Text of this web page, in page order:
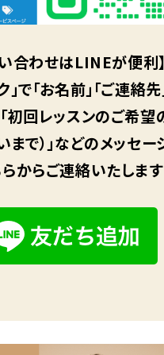
い合わせはLINEが便利
で「お名前」「ご連絡先
初回レッスンのご希
まで）」などのメッセ
らからご連絡いたしま